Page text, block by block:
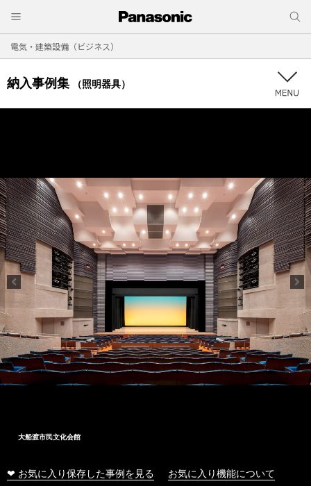
電気・建築設備（ビジネス）
納入事例集 （照明器具）
大船渡市民文化会館
❤ お気に入り保存した事例を見る お気に入り機能について